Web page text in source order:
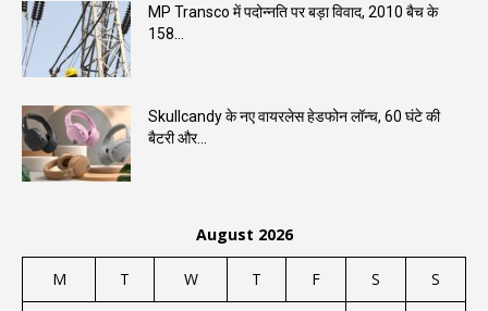
MP Transco में पदोन्नति पर बड़ा विवाद, 2010 बैच के
158...
Skullcandy के नए वायरलेस हेडफोन लॉन्च, 60 घंटे की
बैटरी और...
August 2026
M T W T F S S